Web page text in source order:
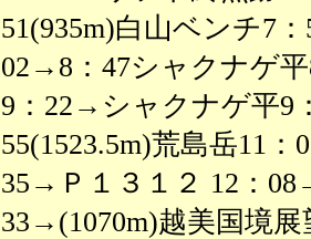
51(935m)白山ベンチ7
02→8：47シャクナゲ
9：22→シャクナゲ平9
55(1523.5m)荒島岳11
35→Ｐ１３１２ 12：
33→(1070m)越美国境